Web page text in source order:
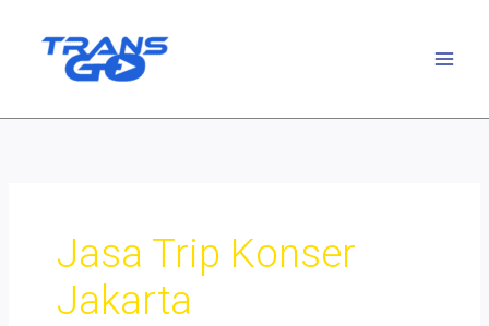
Jasa Trip Konser
Jakarta